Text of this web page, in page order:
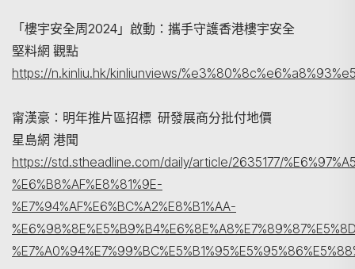
「樓宇安全周2024」啟動：攜手守護香港樓宇安全
堅料網 觀點
https://n.kinliu.hk/kinliunviews/
甯漢豪：明年推片區招標 研發展商分批付地價
星島網 港聞
https://std.stheadline.com/daily/article/2635177/
%E6%B8%AF%E8%81%9E-
%E7%94%AF%E6%BC%A2%E8%B1%AA-